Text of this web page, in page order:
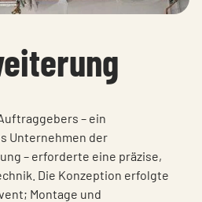
– ein
Unternehmen der
– erforderte eine präzise,
Die Konzeption erfolgte
Montage und